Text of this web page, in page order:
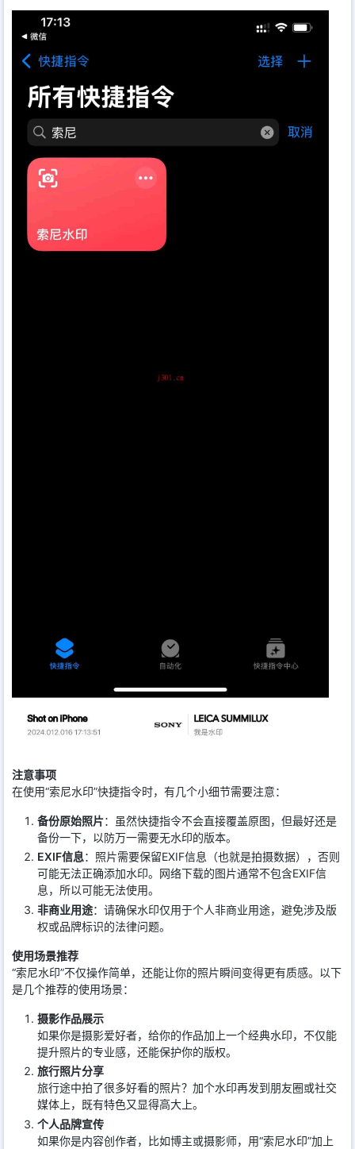
注意事项
在使用“索尼水印”快捷指令时，有几个小细节需要注意：
备份原始照片：虽然快捷指令不会直接覆盖原图，但最好还是
备份一下，以防万一需要无水印的版本。
EXIF信息：照片需要保留EXIF信息（也就是拍摄数据），否则
可能无法正确添加水印。网络下载的图片通常不包含EXIF信
息，所以可能无法使用。
非商业用途：请确保水印仅用于个人非商业用途，避免涉及版
权或品牌标识的法律问题。
使用场景推荐
“索尼水印”不仅操作简单，还能让你的照片瞬间变得更有质感。以下
是几个推荐的使用场景：
摄影作品展示
如果你是摄影爱好者，给你的作品加上一个经典水印，不仅能
提升照片的专业感，还能保护你的版权。
旅行照片分享
旅行途中拍了很多好看的照片？加个水印再发到朋友圈或社交
媒体上，既有特色又显得高大上。
个人品牌宣传
如果你是内容创作者，比如博主或摄影师，用“索尼水印”加上